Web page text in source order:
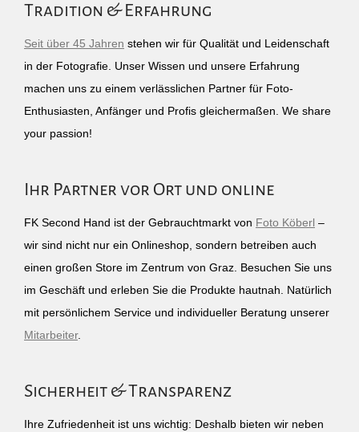
Tradition & Erfahrung
Seit über 45 Jahren stehen wir für Qualität und Leidenschaft
in der Fotografie. Unser Wissen und unsere Erfahrung
machen uns zu einem verlässlichen Partner für Foto-
Enthusiasten, Anfänger und Profis gleichermaßen. We share
your passion!
Ihr Partner vor Ort und online
FK Second Hand ist der Gebrauchtmarkt von Foto Köberl –
wir sind nicht nur ein Onlineshop, sondern betreiben auch
einen großen Store im Zentrum von Graz. Besuchen Sie uns
im Geschäft und erleben Sie die Produkte hautnah. Natürlich
mit persönlichem Service und individueller Beratung unserer
Mitarbeiter.
Sicherheit & Transparenz
Ihre Zufriedenheit ist uns wichtig: Deshalb bieten wir neben